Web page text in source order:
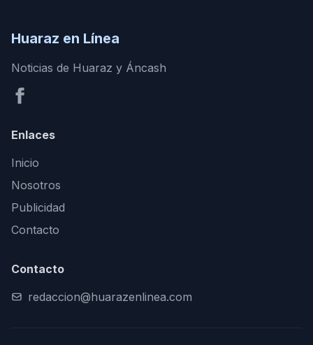
Huaraz en Línea
Noticias de Huaraz y Áncash
Enlaces
Inicio
Nosotros
Publicidad
Contacto
Contacto
redaccion@huarazenlinea.com